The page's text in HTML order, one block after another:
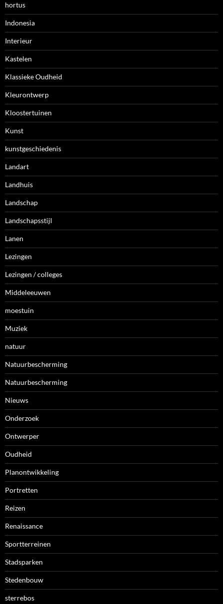
hortus
Indonesia
Interieur
Kastelen
Klassieke Oudheid
Kleurontwerp
Kloostertuinen
Kunst
kunstgeschiedenis
Landart
Landhuis
Landschap
Landschapsstijl
Lanen
Lezingen
Lezingen / colleges
Middeleeuwen
moestuin
Muziek
natuur
Natuurbescherming
Natuurbescherming
Nieuws
Onderzoek
Ontwerper
Oudheid
Planontwikkeling
Portretten
Reizen
Renaissance
Sportterreinen
Stadsparken
Stedenbouw
sterrebos